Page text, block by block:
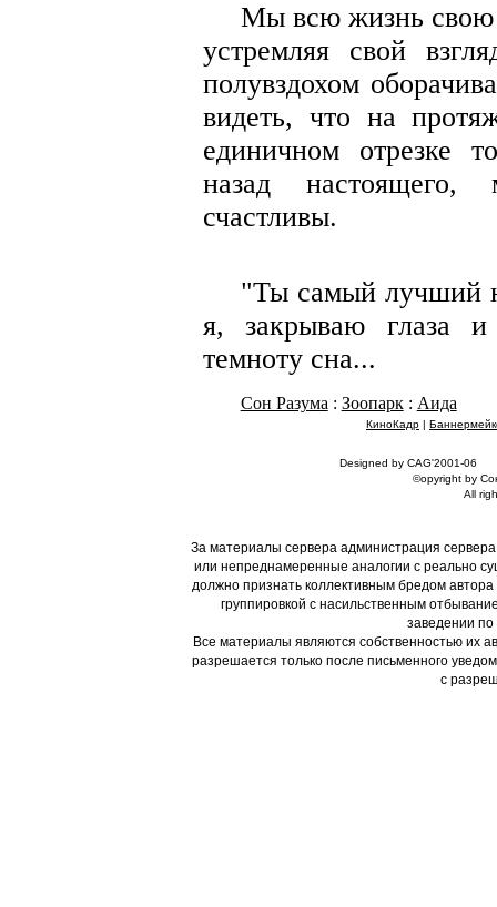
Мы всю жизнь свою
устремляя свой
полувздохом
видеть, что на
единичном отрезке
назад
счастливы.
"Ты самый лучший
я, закрываю глаза
темноту сна...
Сон Разума : Зоопарк: Аида
КиноКадр |
Designed by CAG'2001-06
©opyright by
All
За материалы сервера администрация
или непреднамеренные аналогии с реально
должно признать коллективным бредом автора
группировкой с насильственным
заведении по
Все материалы являются собственностью их
разрешается только после письменного
с